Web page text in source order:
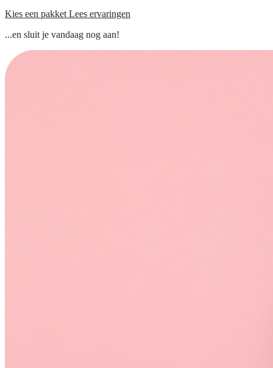
Kies een pakket Lees ervaringen
...en sluit je vandaag nog aan!